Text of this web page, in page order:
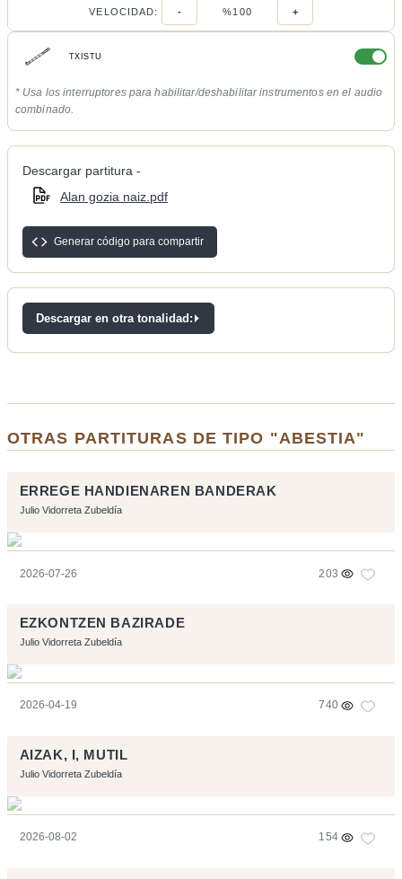
VELOCIDAD: - %100 +
TXISTU
* Usa los interruptores para habilitar/deshabilitar instrumentos en el audio
combinado.
Descargar partitura -
Alan gozia naiz.pdf
Generar código para compartir
Descargar en otra tonalidad:
OTRAS PARTITURAS DE TIPO "ABESTIA"
ERREGE HANDIENAREN BANDERAK
Julio Vidorreta Zubeldía
2026-07-26 203
EZKONTZEN BAZIRADE
Julio Vidorreta Zubeldía
2026-04-19 740
AIZAK, I, MUTIL
Julio Vidorreta Zubeldía
2026-08-02 154